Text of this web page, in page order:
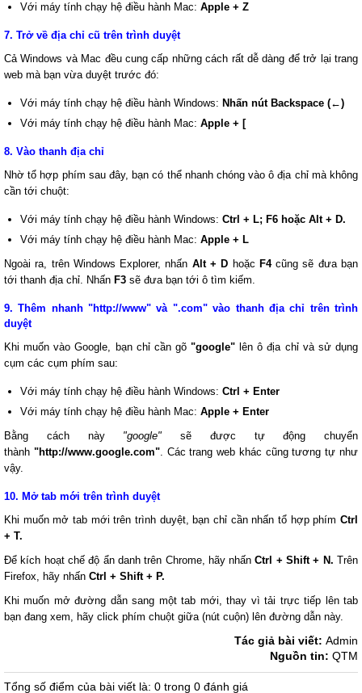
Với máy tính chạy hệ điều hành Mac: Apple + Z
7. Trở về địa chỉ cũ trên trình duyệt
Cả Windows và Mac đều cung cấp những cách rất dễ dàng để trở lại trang
web mà bạn vừa duyệt trước đó:
Với máy tính chạy hệ điều hành Windows: Nhấn nút Backspace (←)
Với máy tính chạy hệ điều hành Mac: Apple + [
8. Vào thanh địa chỉ
Nhờ tổ hợp phím sau đây, bạn có thể nhanh chóng vào ô địa chỉ mà không
cần tới chuột:
Với máy tính chạy hệ điều hành Windows: Ctrl + L; F6 hoặc Alt + D.
Với máy tính chạy hệ điều hành Mac: Apple + L
Ngoài ra, trên Windows Explorer, nhấn Alt + D hoặc F4cũng sẽ đưa bạn
tới thanh địa chỉ. Nhấn F3 sẽ đưa bạn tới ô tìm kiếm.
9. Thêm nhanh "http://www" và ".com" vào thanh địa chỉ trên trình
duyệt
Khi muốn vào Google, bạn chỉ cần gõ"google" lên ô địa chỉ và sử dụng
cụm các cụm phím sau:
Với máy tính chạy hệ điều hành Windows: Ctrl + Enter
Với máy tính chạy hệ điều hành Mac: Apple + Enter
Bằng cách này "google" sẽ được tự động chuyển
thành "http://www.google.com". Các trang web khác cũng tương tự như
vậy.
10. Mở tab mới trên trình duyệt
Khi muốn mở tab mới trên trình duyệt, bạn chỉ cần nhấn tổ hợp phím Ctrl
+ T.
Để kích hoạt chế độ ẩn danh trên Chrome, hãy nhấnCtrl + Shift + N. Trên
Firefox, hãy nhấn Ctrl + Shift + P.
Khi muốn mở đường dẫn sang một tab mới, thay vì tải trực tiếp lên tab
bạn đang xem, hãy click phím chuột giữa (nút cuộn) lên đường dẫn này.
Tác giả bài viết: Admin
Nguồn tin: QTM
Tổng số điểm của bài viết là: 0 trong 0 đánh giá